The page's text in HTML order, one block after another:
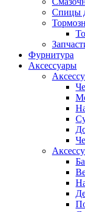
Спицы
Фурнитура
Аксессуары